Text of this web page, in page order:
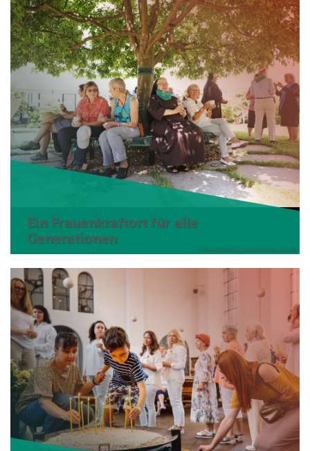
Ein Frauenkraftort für alle
Generationen
© Domkapitel Aachen/Andreas Steindl